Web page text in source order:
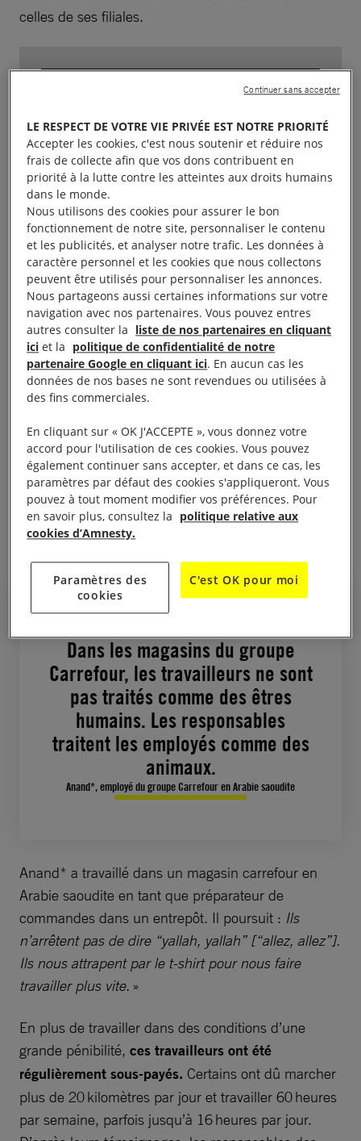
celles de ses filiales.
CARREFOUR EN ARABIE
Carrefour est l’une des plus grandes
enseignes de supermarchés au monde, avec
plus de 14 000 magasins dans 40 pays.
Basée en France, la société est présente au
Moyen-Orient, en Afrique et en Asie par
l’intermédiaire de son franchisé Majid Al
Futtaim, avec un effectif de 2 000 à 3 000
personnes en Arabie saoudite – dont environ
un tiers sont employées par des sociétés
extérieures qui fournissent de la main-
d’œuvre.
Traités comme des
animaux
Dans les magasins du groupe
Carrefour, les travailleurs ne sont
pas traités comme des êtres
humains. Les responsables
traitent les employés comme des
animaux.
Anand*, employé du groupe Carrefour en Arabie saoudite
Anand* a travaillé dans un magasin carrefour en
Arabie saoudite en tant que préparateur de
commandes dans un entrepôt. Il poursuit : Ils
n’arrêtent pas de dire “yallah, yallah” [“allez, allez”].
Ils nous attrapent par le t-shirt pour nous faire
travailler plus vite. »
En plus de travailler dans des conditions d’une
grande pénibilité, ces travailleurs ont été
régulièrement sous-payés. Certains ont dû marcher
plus de 20 kilomètres par jour et travailler 60 heures
par semaine, parfois jusqu’à 16 heures par jour.
LE RESPECT DE VOTRE VIE PRIVÉE EST NOTRE PRIORITÉ
Accepter les cookies, c'est nous soutenir et réduire nos
frais de collecte afin que vos dons contribuent en
priorité à la lutte contre les atteintes aux droits humains
dans le monde.
Nous utilisons des cookies pour assurer le bon
fonctionnement de notre site, personnaliser le contenu
et les publicités, et analyser notre trafic. Les données à
caractère personnel et les cookies que nous collectons
peuvent être utilisés pour personnaliser les annonces.
Nous partageons aussi certaines informations sur votre
navigation avec nos partenaires. Vous pouvez entres
autres consulter la liste de nos partenaires en cliquant
ici et la politique de confidentialité de notre
partenaire Google en cliquant ici. En aucun cas les
données de nos bases ne sont revendues ou utilisées à
des fins commerciales.
En cliquant sur « OK J'ACCEPTE », vous donnez votre
accord pour l'utilisation de ces cookies. Vous pouvez
également continuer sans accepter, et dans ce cas, les
paramètres par défaut des cookies s'appliqueront. Vous
pouvez à tout moment modifier vos préférences. Pour
en savoir plus, consultez la politique relative aux
cookies d’Amnesty.
Paramètres des
cookies
C'est OK pour moi
Continuer sans accepter